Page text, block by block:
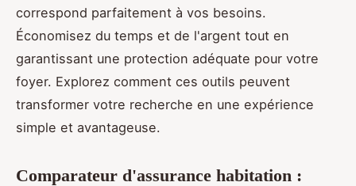
correspond parfaitement à vos besoins.
Économisez du temps et de l'argent tout en
garantissant une protection adéquate pour votre
foyer. Explorez comment ces outils peuvent
transformer votre recherche en une expérience
simple et avantageuse.
Comparateur d'assurance habitation :